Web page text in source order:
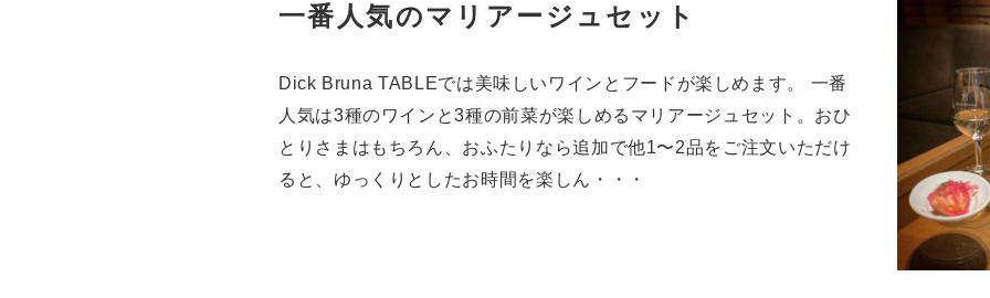
一番人気のマリアージュセット
Dick Bruna TABLEでは美味しいワインとフードが楽しめます。 一番
人気は3種のワインと3種の前菜が楽しめるマリアージュセット。おひ
とりさまはもちろん、おふたりなら追加で他1〜2品をご注文いただけ
ると、ゆっくりとしたお時間を楽しん・・・